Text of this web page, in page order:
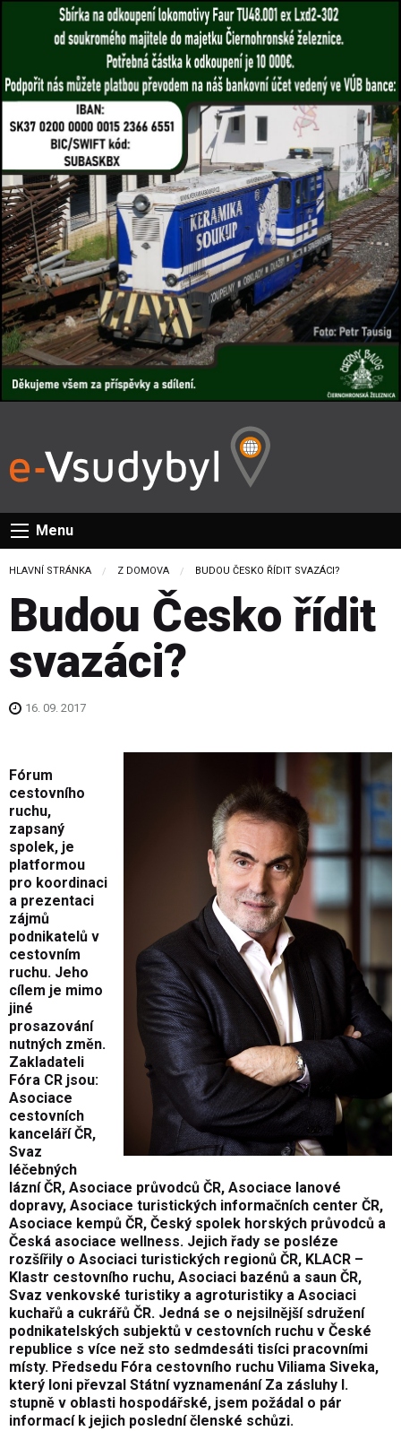
Menu
HLAVNÍ STRÁNKA Z DOMOVA CURRENT:
BUDOU ČESKO ŘÍDIT SVAZÁCI?
Budou Česko řídit
svazáci?
16. 09. 2017
Fórum
cestovního
ruchu,
zapsaný
spolek, je
platformou
pro koordinaci
a prezentaci
zájmů
podnikatelů v
cestovním
ruchu. Jeho
cílem je mimo
jiné
prosazování
nutných změn.
Zakladateli
Fóra CR jsou:
Asociace
cestovních
kanceláří ČR,
Svaz
léčebných
lázní ČR, Asociace průvodců ČR, Asociace lanové
dopravy, Asociace turistických informačních center ČR,
Asociace kempů ČR, Český spolek horských průvodců a
Česká asociace wellness. Jejich řady se posléze
rozšířily o Asociaci turistických regionů ČR, KLACR –
Klastr cestovního ruchu, Asociaci bazénů a saun ČR,
Svaz venkovské turistiky a agroturistiky a Asociaci
kuchařů a cukrářů ČR. Jedná se o nejsilnější sdružení
podnikatelských subjektů v cestovních ruchu v České
republice s více než sto sedmdesáti tisíci pracovními
místy. Předsedu Fóra cestovního ruchu Viliama Siveka,
který loni převzal Státní vyznamenání Za zásluhy I.
stupně v oblasti hospodářské, jsem požádal o pár
informací k jejich poslední členské schůzi.